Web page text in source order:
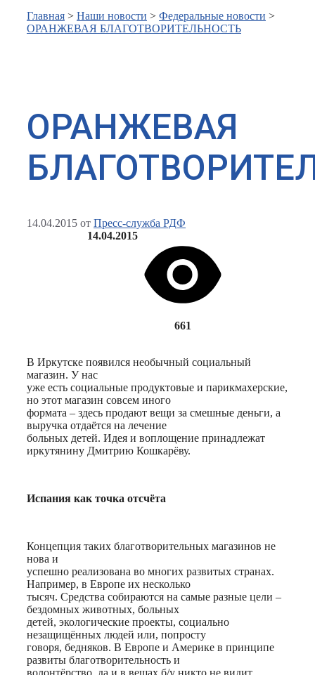
Главная > Наши новости > Федеральные новости >
ОРАНЖЕВАЯ БЛАГОТВОРИТЕЛЬНОСТЬ
ОРАНЖЕВАЯ
14.04.2015 от Пресс-служба РДФ
14.04.2015
661
В Иркутске появился необычный социальный
магазин. У нас
уже есть социальные продуктовые и парикмахерские,
но этот магазин совсем иного
формата – здесь продают вещи за смешные деньги, а
выручка отдаётся на лечение
больных детей. Идея и воплощение принадлежат
иркутянину Дмитрию Кошкарёву.
Испания как точка отсчёта
Концепция таких благотворительных магазинов не
нова и
успешно реализована во многих развитых странах.
Например, в Европе их несколько
тысяч. Средства собираются на самые разные цели –
бездомных животных, больных
детей, экологические проекты, социально
незащищённых людей или, попросту
говоря, бедняков. В Европе и Америке в принципе
развиты благотворительность и